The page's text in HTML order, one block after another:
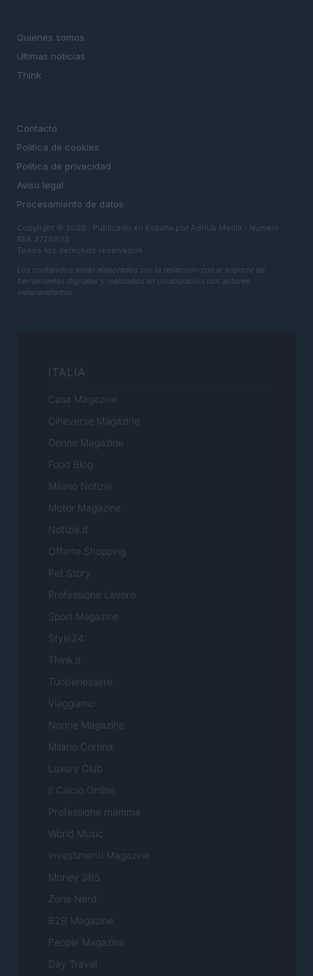
Quienes somos
Últimas noticias
Think
Contacto
Politica de cookies
Política de privacidad
Aviso legal
Procesamiento de datos
Copyright © 2026 · Publicado en España por AdHub Media - Numero
REA 2729933
Todos los derechos reservados
Los contenidos están elaborados por la redacción con el soporte de
herramientas digitales y realizados en colaboración con autores
independientes.
ITALIA
Casa Magazine
Cineverse Magazine
Donne Magazine
Food Blog
Milano Notizie
Motor Magazine
Notizie.it
Offerte Shopping
Pet Story
Professione Lavoro
Sport Magazine
Style24
Think.it
Tuobenessere
Viaggiamo
Nonne Magazine
Milano Cortina
Luxury Club
Il Calcio Online
Professione mamma
World Music
Investimenti Magazine
Money 365
Zona Nerd
B2B Magazine
People Magazine
Day Travel